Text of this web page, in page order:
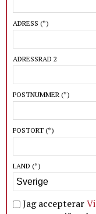
ADRESS (*)
ADRESSRAD 2
POSTNUMMER (*)
POSTORT (*)
LAND (*)
Jag accepterar